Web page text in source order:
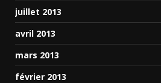
juillet 2013
avril 2013
mars 2013
février 2013